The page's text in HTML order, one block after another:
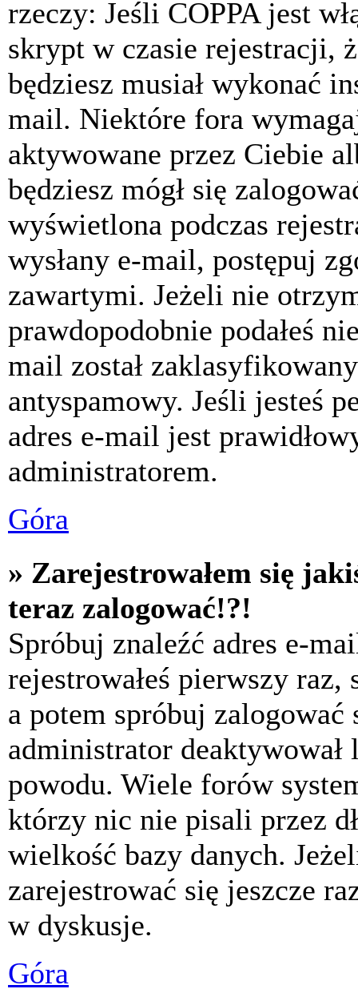
rzeczy: Jeśli COPPA jest
skrypt w czasie rejestracji,
będziesz musiał wykonać
mail. Niektóre fora
aktywowane przez Ciebie
będziesz mógł się
wyświetlona podczas
wysłany e-mail, postępuj
zawartymi. Jeżeli nie
prawdopodobnie podałeś
mail został
antyspamowy. Jeśli jesteś
adres e-mail jest
administratorem.
Góra
» Zarejestrowałem się
teraz zalogować!?!
Spróbuj znaleźć adres e-
rejestrowałeś pierwszy
a potem spróbuj
administrator deaktywował
powodu. Wiele forów
którzy nic nie pisali przez
wielkość bazy danych.
zarejestrować się jeszcze
w dyskusje.
Góra